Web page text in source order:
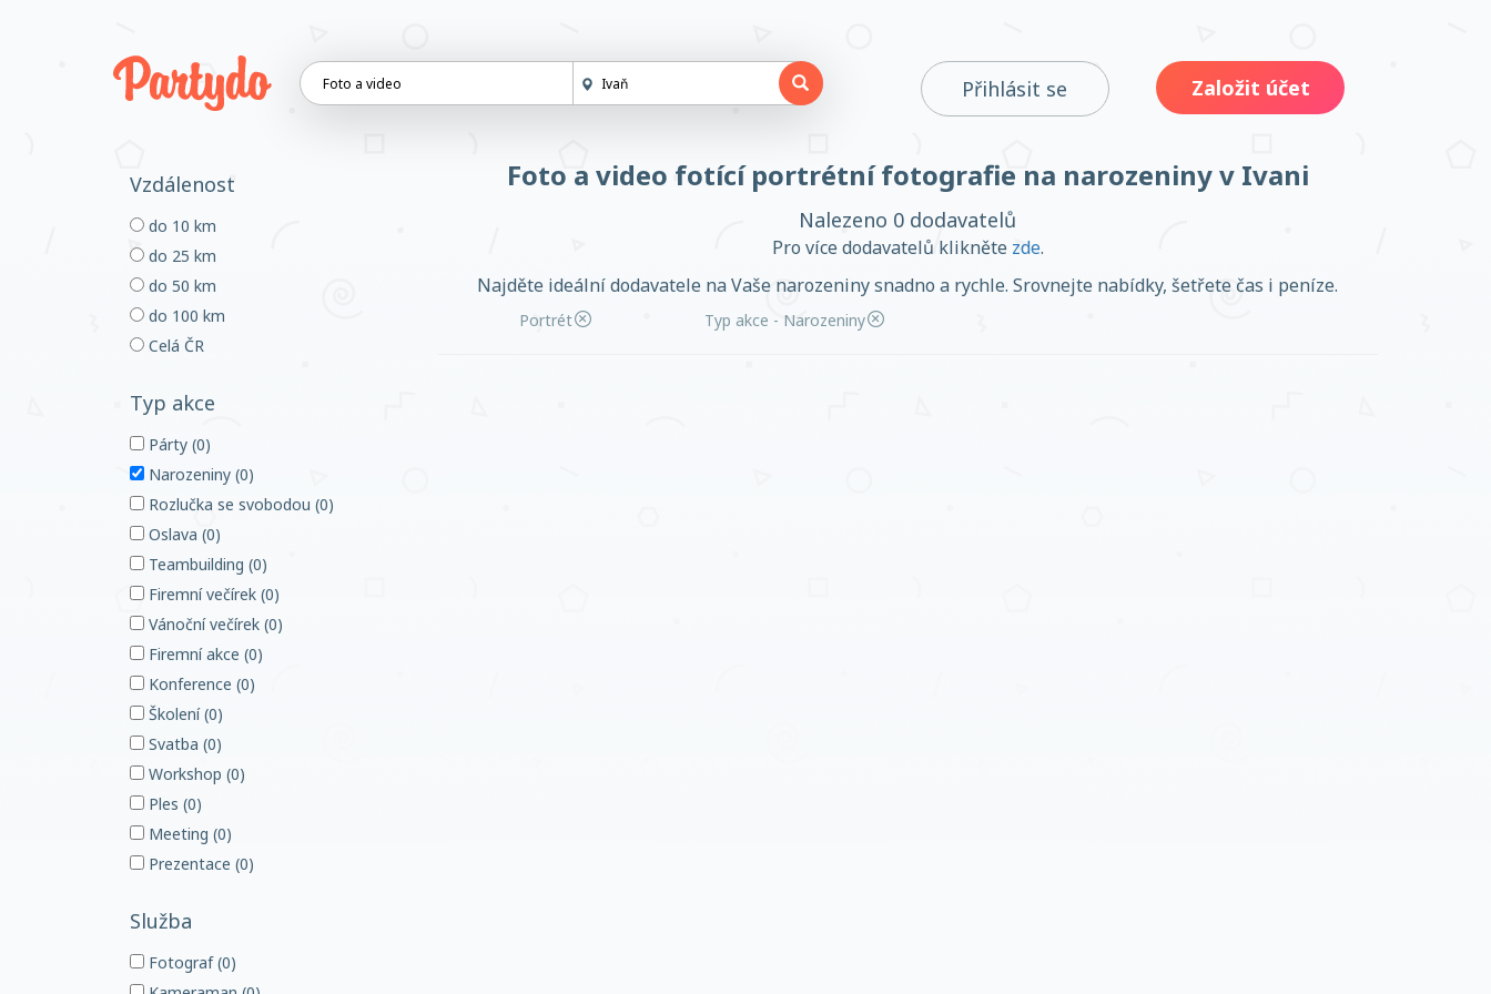
Přihlásit se Založit účet
Vzdálenost
do 10 km
do 25 km
do 50 km
do 100 km
Celá ČR
Typ akce
Párty (0)
Narozeniny (0)
Rozlučka se svobodou (0)
Oslava (0)
Teambuilding (0)
Firemní večírek (0)
Vánoční večírek (0)
Firemní akce (0)
Konference (0)
Školení (0)
Svatba (0)
Workshop (0)
Ples (0)
Meeting (0)
Prezentace (0)
Služba
Fotograf (0)
Foto a video fotící portrétní fotografie na narozeniny v Ivani
Nalezeno 0 dodavatelů
Pro více dodavatelů klikněte zde.
Najděte ideální dodavatele na Vaše narozeniny snadno a rychle. Srovnejte nabídky, šetřete čas i peníze.
Portrét Typ akce - Narozeniny